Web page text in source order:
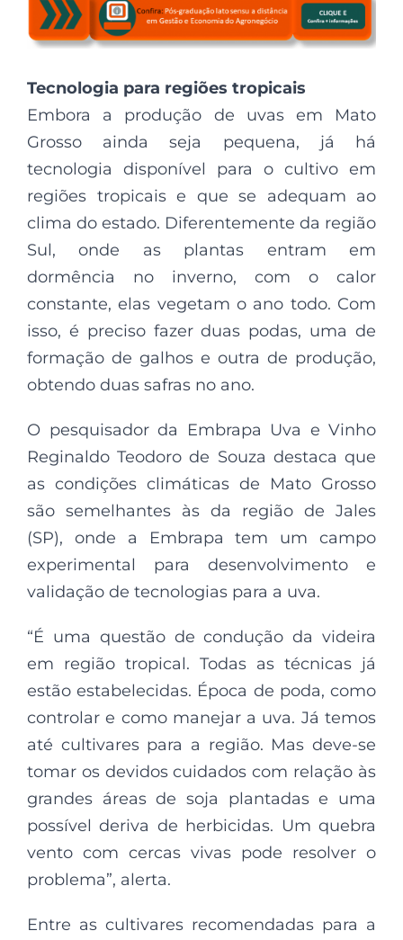
Tecnologia para regiões tropicais
Embora a produção de uvas em Mato
Grosso ainda seja pequena, já há
tecnologia disponível para o cultivo em
regiões tropicais e que se adequam ao
clima do estado. Diferentemente da região
Sul, onde as plantas entram em
dormência no inverno, com o calor
constante, elas vegetam o ano todo. Com
isso, é preciso fazer duas podas, uma de
formação de galhos e outra de produção,
obtendo duas safras no ano.
O pesquisador da Embrapa Uva e Vinho
Reginaldo Teodoro de Souza destaca que
as condições climáticas de Mato Grosso
são semelhantes às da região de Jales
(SP), onde a Embrapa tem um campo
experimental para desenvolvimento e
validação de tecnologias para a uva.
“É uma questão de condução da videira
em região tropical. Todas as técnicas já
estão estabelecidas. Época de poda, como
controlar e como manejar a uva. Já temos
até cultivares para a região. Mas deve-se
tomar os devidos cuidados com relação às
grandes áreas de soja plantadas e uma
possível deriva de herbicidas. Um quebra
vento com cercas vivas pode resolver o
problema”, alerta.
Entre as cultivares recomendadas para a